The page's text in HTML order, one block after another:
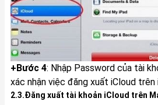
+Bước 4: Nhập Password của tài
xác nhận việc đăng xuất iCloud trên
2.3.Đăng xuất tài khoản iCloud trên